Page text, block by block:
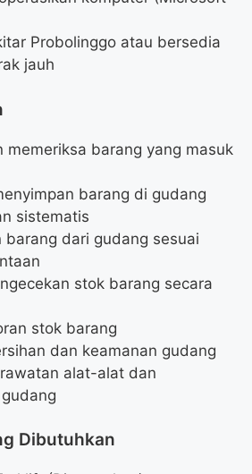
Probolinggo atau bersedia
jauh
memeriksa barang yang masuk
barang di gudang
sistematis
barang dari gudang sesuai
stok barang secara
stok barang
dan keamanan gudang
alat-alat dan
Dibutuhkan